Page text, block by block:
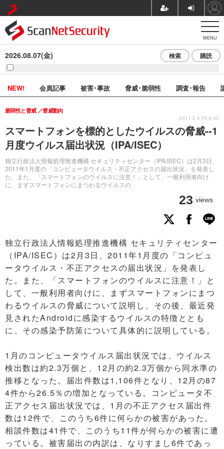
MENU
2026.08.07(金) 検索 購読
NEW! 会員記事 被害･事故 脅威･脆弱性 調査･報告
スマートフォンを標的としたウイルスの脅威--1
月度ウイルス届出状況（IPA/ISEC）
独立行政法人情報処理推進機構 セキュリティセンター（IPA/ISEC）は2月3日、
2011年1月度の「コンピュータウイルス・不正アクセスの届出状況」を発表し
た。また、「スマートフォンのウイルスに注意！」として、一般利用者向け
に、まずスマートフォンにまつわるウイルスの
脆弱性と脅威 脅威動向
23 views
2011.2.4 Fri 8:00
独立行政法人情報処理推進機構 セキュリティセンター
（IPA/ISEC）は2月3日、2011年1月度の「コンピュ
ータウイルス・不正アクセスの届出状況」を発表し
た。また、「スマートフォンのウイルスに注意！」と
して、一般利用者向けに、まずスマートフォンにまつ
わるウイルスの脅威について説明し、その後、最近発
見されたAndroidに感染するウイルスの特徴ととも
に、その感染予防策について具体的に説明している。
1月のコンピュータウイルス届出状況では、ウイルス
検出数は約2.3万個と、12月の約2.3万個から同水準の
推移となった。届出件数は1,106件となり、12月の87
4件から26.5％の増加となっている。コンピュータ不
正アクセス届出状況では、1月の不正アクセス届出件
数は12件で、このうち6件に何らかの被害があった。
相談件数は41件で、このうち11件が何らかの被害に遭
っている。被害届出の内訳は、なりすまし6件であっ